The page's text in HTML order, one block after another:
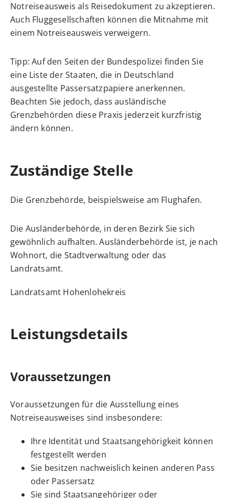
Notreiseausweis als Reisedokument zu akzeptieren.
Auch Fluggesellschaften können die Mitnahme mit
einem Notreiseausweis verweigern.
Tipp: Auf den Seiten der Bundespolizei finden Sie
eine Liste der Staaten, die in Deutschland
ausgestellte Passersatzpapiere anerkennen.
Beachten Sie jedoch, dass ausländische
Grenzbehörden diese Praxis jederzeit kurzfristig
ändern können.
Zuständige Stelle
Die Grenzbehörde, beispielsweise am Flughafen.
Die Ausländerbehörde, in deren Bezirk Sie sich
gewöhnlich aufhalten. Ausländerbehörde ist, je nach
Wohnort, die Stadtverwaltung oder das
Landratsamt.
Landratsamt Hohenlohekreis
Leistungsdetails
Voraussetzungen
Voraussetzungen für die Ausstellung eines
Notreiseausweises sind insbesondere:
Ihre Identität und Staatsangehörigkeit können
festgestellt werden
Sie besitzen nachweislich keinen anderen Pass
oder Passersatz
Sie sind Staatsangehöriger oder